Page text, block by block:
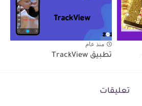
منذ عام
تطبيق TrackView
تعليقات